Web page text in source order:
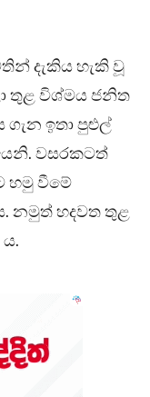
දැකිය හැකි වූ
තුළ විශ්මය ජනිත
ඉතා පුළුල්
වසරකටත්
හමු වීමේ
නමුත් හදවත තුළ